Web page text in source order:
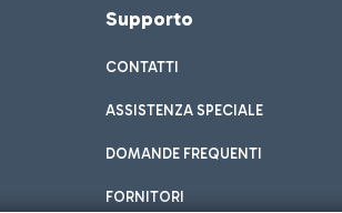
Supporto
CONTATTI
ASSISTENZA SPECIALE
DOMANDE FREQUENTI
FORNITORI